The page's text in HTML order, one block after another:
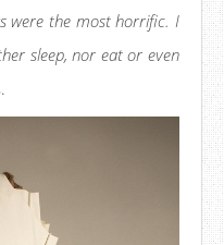
were the most horrific. I
sleep, nor eat or even